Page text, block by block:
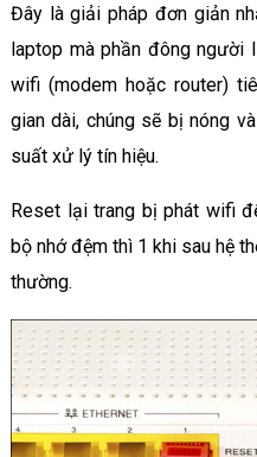
Đây là giải pháp đơn giản
laptop mà phần đông người
wifi (modem hoặc router)
gian dài, chúng sẽ bị nóng
suất xử lý tín hiệu.
Reset lại trang bị phát wifi
bộ nhớ đệm thì 1 khi sau hệ
thường.